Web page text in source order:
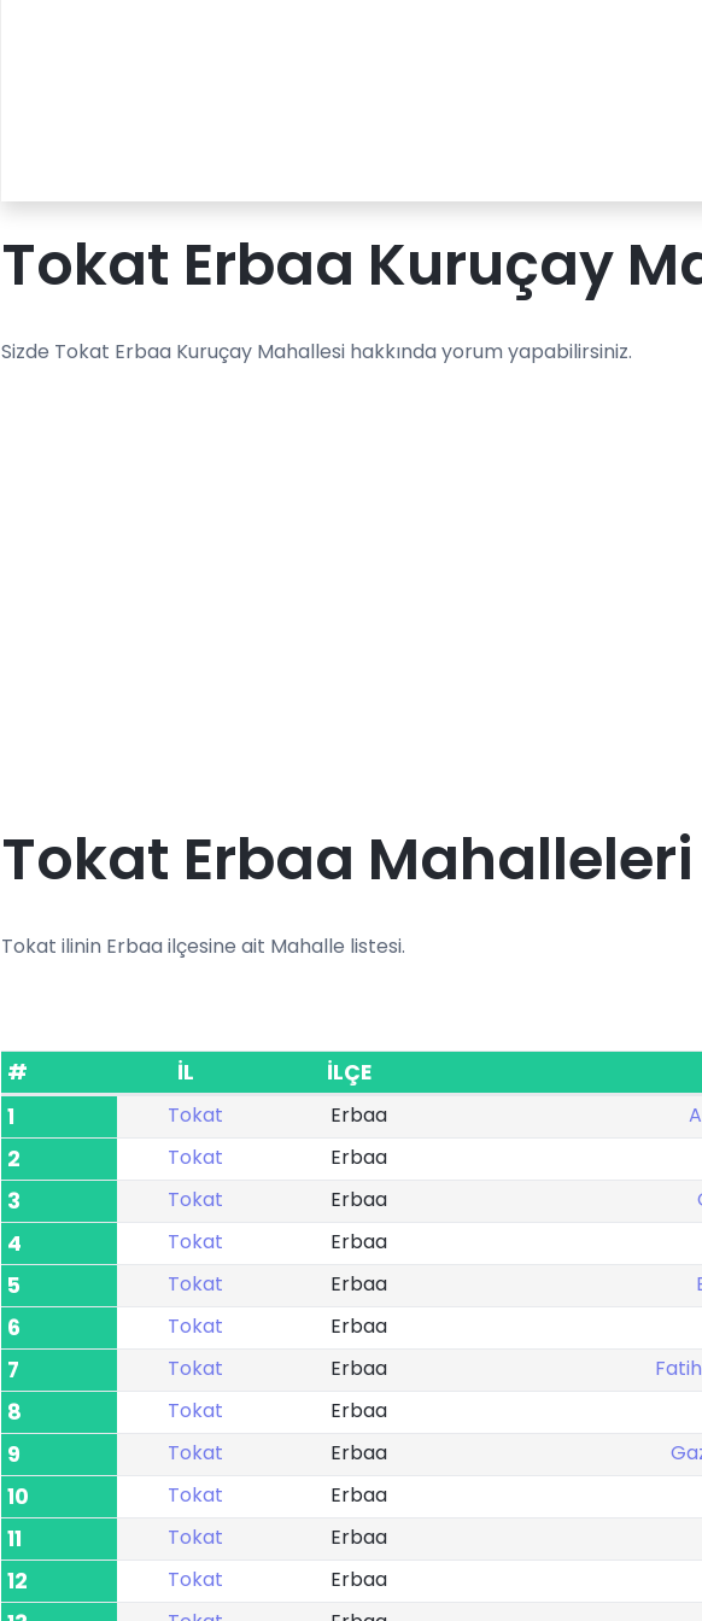
Tokat Erbaa Kuruçay
Sizde Tokat Erbaa Kuruçay Mahallesi hakkında yorum yapabilirsiniz.
Tokat Erbaa Mahalleleri
Tokat ilinin Erbaa ilçesine ait Mahalle listesi.
# İL
İLÇE
1
Tokat Erbaa
2 Tokat Erbaa
3 Tokat Erbaa
4 Tokat Erbaa
5 Tokat Erbaa
6 Tokat Erbaa
7 Tokat Erbaa
8 Tokat Erbaa
9 Tokat Erbaa
10 Tokat Erbaa
11 Tokat Erbaa
12 Tokat Erbaa